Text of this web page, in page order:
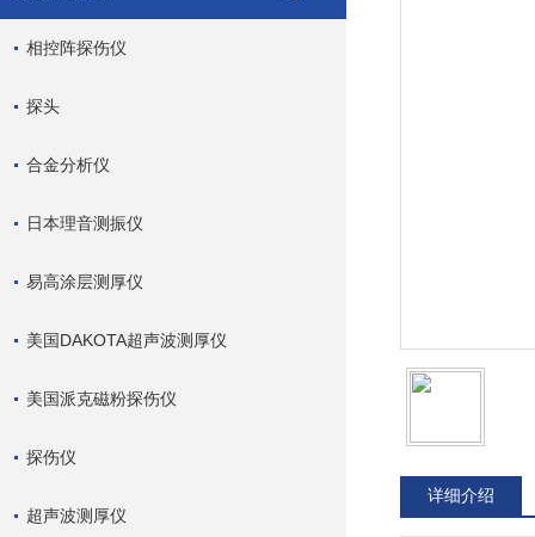
相控阵探伤仪
探头
合金分析仪
日本理音测振仪
易高涂层测厚仪
美国DAKOTA超声波测厚仪
美国派克磁粉探伤仪
探伤仪
超声波测厚仪
详细介绍